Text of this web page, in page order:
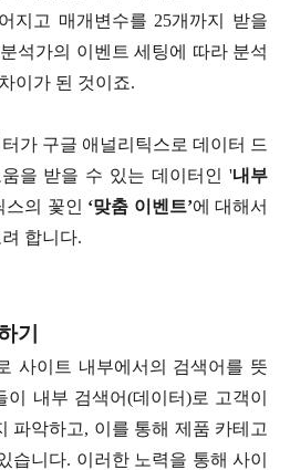
지고 매개변수를 25개까지 받을
석가의 이벤트 세팅에 따라 분석
이가 된 것이죠.
가 구글 애널리틱스로 데이터 드
을 받을 수 있는 데이터인 '내부
스의 꽃인 ‘맞춤 이벤트’에 대해서
합니다.
기
사이트 내부에서의 검색어를 뜻
내부 검색어(데이터)로 고객이
파악하고, 이를 통해 제품 카테고
습니다. 이러한 노력을 통해 사이